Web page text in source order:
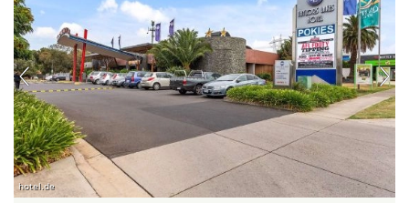
hotel.de